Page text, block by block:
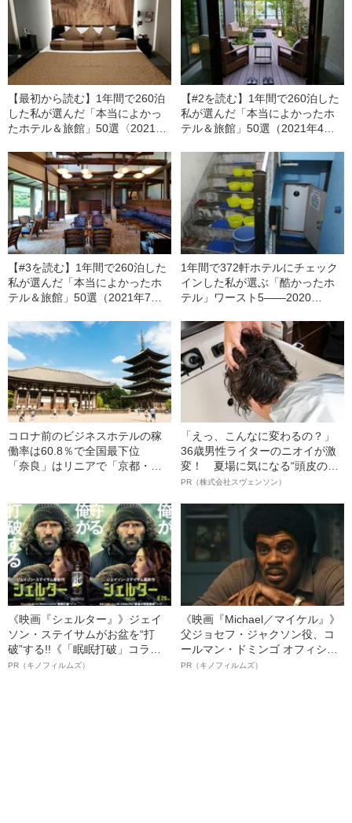
【最初から読む】1年間で260泊
した私が選んだ「本当によかっ
たホテル＆旅館」50選〈2021年
【#2を読む】1年間で260泊した
私が選んだ「本当によかったホ
テル＆旅館」50選（2021年4月
【#3を読む】1年間で260泊した
私が選んだ「本当によかったホ
テル＆旅館」50選（2021年7月
1年間で372軒ホテルにチェック
インした私が選ぶ「酷かったホ
テル」ワースト5――2020
コロナ前のビジネスホテルの稼
働率は60.8％で全国最下位
「奈良」はリニアで「京都・大
「えっ、こんなに変わるの？」
36歳男性ライターのニオイが激
変！ 夏場に気になる“頭皮のニ
オイ”や“ベタつき”を解消す
ト”が生み出した徹底ケアとは
PR（株式会社スヴェンソン）
《映画『シェルター』》ジェイ
ソン・ステイサムがお盆を“打
破”する!!《「眠眠打破」コラ
ボ》
PR（キノフィルムズ）
《映画『Michael／マイケル』》
父ジョセフ・ジャクソン役、コ
ールマン・ドミンゴ オフィシャ
ルインタビュー“観客を魅了した
PR（キノフィルムズ）